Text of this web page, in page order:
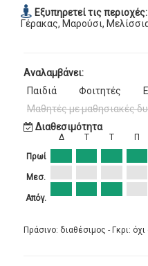
Εξυπηρετεί τις
Γέρακας, Μαρούσι,
Αναλαμβάνει:
Παιδιά
Φοιτητές
Μαθητές με μαθησιακές
Διαθεσιμότητα
Πρωί
Μεσ.
Απόγ.
Δ Τ Τ Π
Πράσινο: διαθέσιμος - Γκρι: